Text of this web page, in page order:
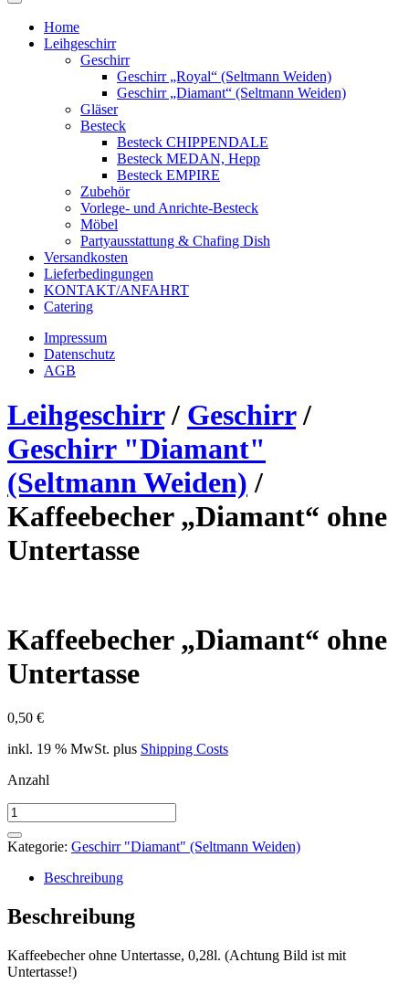
Home
Leihgeschirr
Geschirr
Geschirr „Royal“ (Seltmann Weiden)
Geschirr „Diamant“ (Seltmann Weiden)
Gläser
Besteck
Besteck CHIPPENDALE
Besteck MEDAN, Hepp
Besteck EMPIRE
Zubehör
Vorlege- und Anrichte-Besteck
Möbel
Partyausstattung & Chafing Dish
Versandkosten
Lieferbedingungen
KONTAKT/ANFAHRT
Catering
Impressum
Datenschutz
AGB
Leihgeschirr / Geschirr /
Geschirr "Diamant"
(Seltmann Weiden) /
Kaffeebecher „Diamant“ ohne
Untertasse
Kaffeebecher „Diamant“ ohne
Untertasse
0,50 €
inkl. 19 % MwSt. plus Shipping Costs
Anzahl
Kaffeebecher
"Diamant"
ohne
Untertasse
Menge
Kategorie: Geschirr "Diamant" (Seltmann Weiden)
Beschreibung
Beschreibung
Kaffeebecher ohne Untertasse, 0,28l. (Achtung Bild ist mit
Untertasse!)